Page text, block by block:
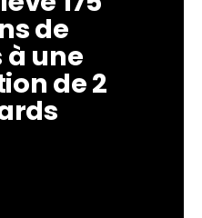
de
une
de 2